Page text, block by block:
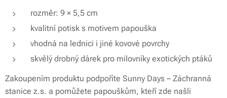
rozměr: 9 × 5,5 cm
kvalitní potisk s motivem papouška
vhodná na lednici i jiné kovové povrchy
skvělý drobný dárek pro milovníky exotických ptáků
Zakoupením produktu podpoříte Sunny Days – Záchranná
stanice z.s. a pomůžete papouškům, kteří zde našli